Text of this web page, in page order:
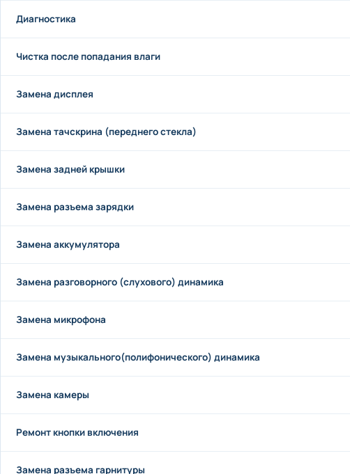
Диагностика
Чистка после попадания влаги
Замена дисплея
Замена тачскрина (переднего стекла)
Замена задней крышки
Замена разъема зарядки
Замена аккумулятора
Замена разговорного (слухового) динамика
Замена микрофона
Замена музыкального(полифонического) динамика
Замена камеры
Ремонт кнопки включения
Замена разъема гарнитуры